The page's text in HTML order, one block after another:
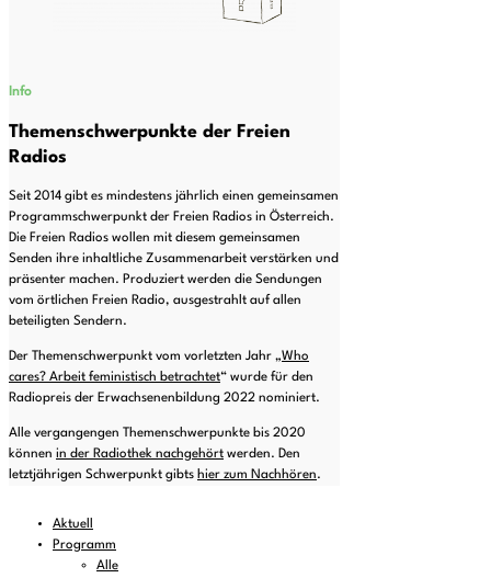
Info
Themenschwerpunkte der Freien
Radios
Seit 2014 gibt es mindestens jährlich einen gemeinsamen
Programmschwerpunkt der Freien Radios in Österreich.
Die Freien Radios wollen mit diesem gemeinsamen
Senden ihre inhaltliche Zusammenarbeit verstärken und
präsenter machen. Produziert werden die Sendungen
vom örtlichen Freien Radio, ausgestrahlt auf allen
beteiligten Sendern.
Der Themenschwerpunkt vom vorletzten Jahr „Who
cares? Arbeit feministisch betrachtet“ wurde für den
Radiopreis der Erwachsenenbildung 2022 nominiert.
Alle vergangengen Themenschwerpunkte bis 2020
können in der Radiothek nachgehört werden. Den
letztjährigen Schwerpunkt gibts hier zum Nachhören.
Aktuell
Programm
Alle